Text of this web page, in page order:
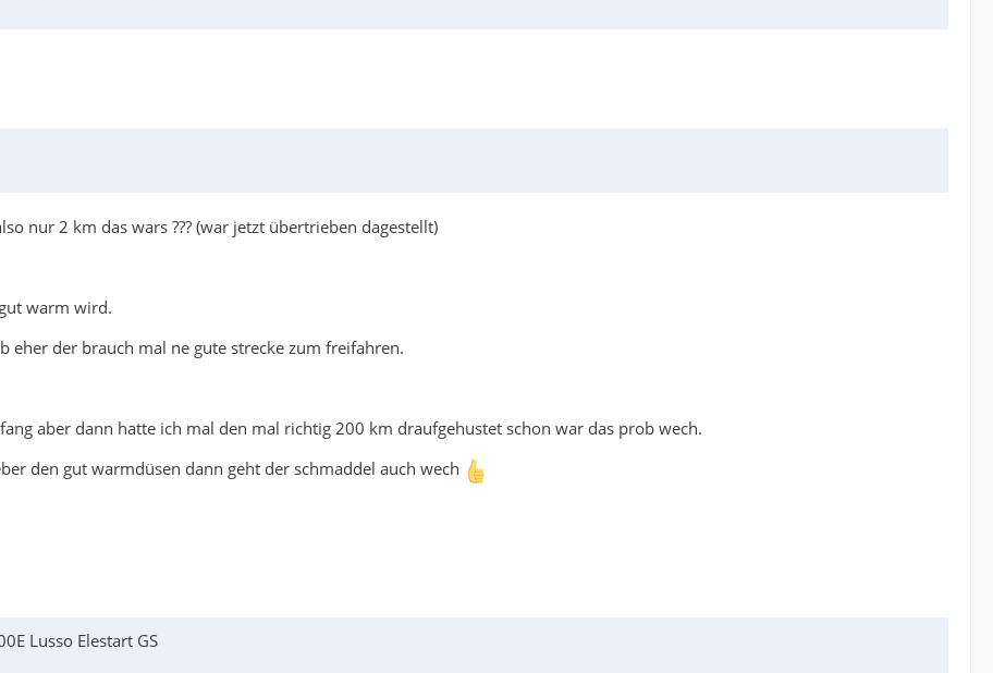
nur 2 km das wars ??? (war jetzt übertrieben dagestellt)
warm wird.
eher der brauch mal ne gute strecke zum freifahren.
aber dann hatte ich mal den mal richtig 200 km draufgehustet schon war das prob wech.
den gut warmdüsen dann geht der schmaddel auch wech
Lusso Elestart GS